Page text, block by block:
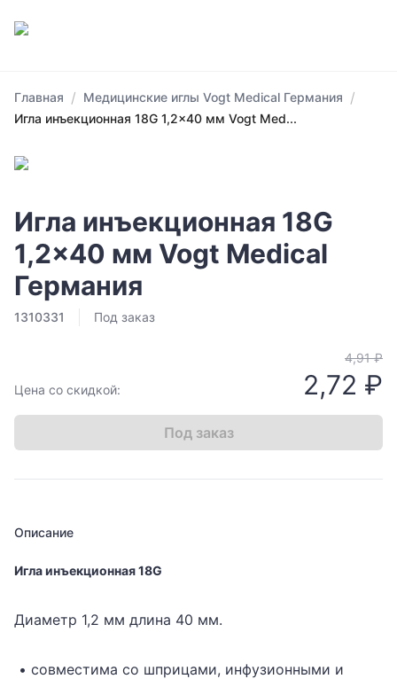
Главная / Медицинские иглы Vogt Medical Германия /
Игла инъекционная 18G 1,2x40 мм Vogt Med...
Игла инъекционная 18G
1,2x40 мм Vogt Medical
Германия
1310331 Под заказ
Цена со скидкой:
4,91 ₽
2,72 ₽
Под заказ
Описание
Игла инъекционная 18G
Диаметр 1,2 мм длина 40 мм.
• совместима со шприцами, инфузионными и